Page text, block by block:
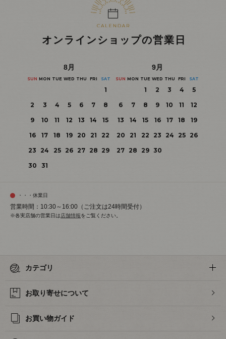
オンラインショップの営業日
8月
SUN MON TUE WED THU FRI SAT
1
2
3 4 5 6 7
8
9
10 11 12 13 14
15
16
17 18 19 20 21
22
23
24 25 26 27 28 29
30
31
9月
SUN MON TUE WED THU FRI SAT
1 2 3 4
5
6
7 8 9 10 11
12
13
14 15 16 17 18
19
20
21 22 23 24 25
26
27 28 29 30
・・・休業日
営業時間：10:30～16:00（ご注文は24時間受付）
※各実店舗の営業日は店舗情報をご覧ください。
カテゴリ
お取り寄せについて
お買い物ガイド